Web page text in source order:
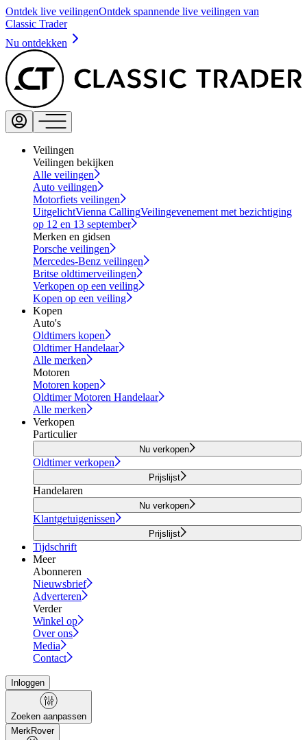
Ontdek live veilingenOntdek spannende live veilingen van
Classic Trader
Nu ontdekken
Veilingen
Veilingen bekijken
Alle veilingen
Auto veilingen
Motorfiets veilingen
UitgelichtVienna CallingVeilingevenement met bezichtiging
op 12 en 13 september
Merken en gidsen
Porsche veilingen
Mercedes-Benz veilingen
Britse oldtimerveilingen
Verkopen op een veiling
Kopen op een veiling
Kopen
Auto's
Oldtimers kopen
Oldtimer Handelaar
Alle merken
Motoren
Motoren kopen
Oldtimer Motoren Handelaar
Alle merken
Verkopen
Particulier
Nu verkopen
Oldtimer verkopen
Prijslijst
Handelaren
Nu verkopen
Klantgetuigenissen
Prijslijst
Tijdschrift
Meer
Abonneren
Nieuwsbrief
Adverteren
Verder
Winkel op
Over ons
Media
Contact
Inloggen
Zoeken aanpassen
MerkRover